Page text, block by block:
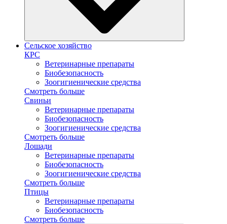
Сельское хозяйство
КРС
Ветеринарные препараты
Биобезопасность
Зоогигиенические средства
Смотреть больше
Свиньи
Ветеринарные препараты
Биобезопасность
Зоогигиенические средства
Смотреть больше
Лошади
Ветеринарные препараты
Биобезопасность
Зоогигиенические средства
Смотреть больше
Птицы
Ветеринарные препараты
Биобезопасность
Смотреть больше